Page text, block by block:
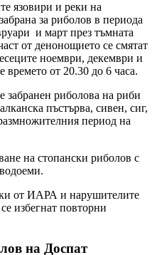
язовири и реки на
за риболов в периода
и март през тъмната
от денонощието се смятат
ноември, декември и
времето от 20.30 до 6 часа.
забранен риболова на риби
пъстърва, сивен, сиг,
период на
на стопански риболов с
от ИАРА и нарушителите
избегнат повторни
на Доспат